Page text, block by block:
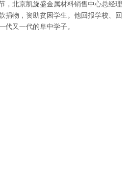
，北京凯旋盛金属材料销售中心总经理
捐物，资助贫困学生。他回报学校、回
代又一代的阜中学子。